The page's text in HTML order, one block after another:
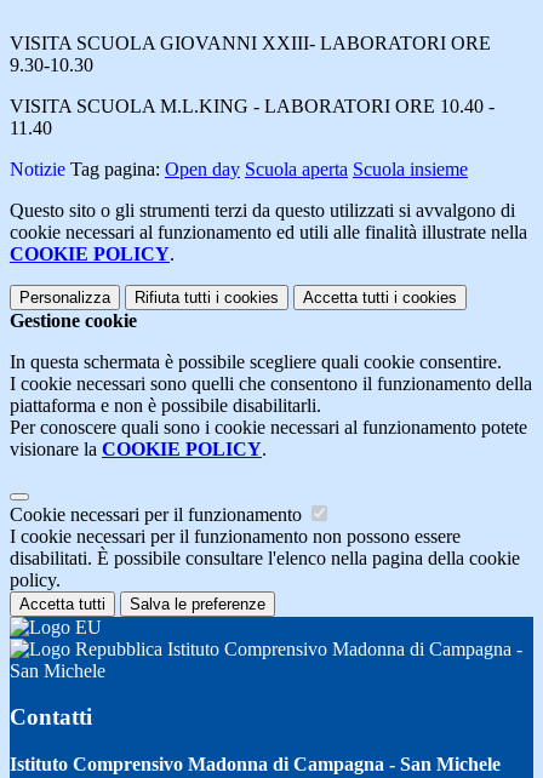
VISITA SCUOLA GIOVANNI XXIII- LABORATORI ORE
9.30-10.30
VISITA SCUOLA M.L.KING - LABORATORI ORE 10.40 -
11.40
Notizie Tag pagina: Open day Scuola aperta Scuola insieme
Questo sito o gli strumenti terzi da questo utilizzati si avvalgono di
cookie necessari al funzionamento ed utili alle finalità illustrate nella
COOKIE POLICY.
Personalizza Rifiuta tutti i cookies Accetta tutti i cookies
Gestione cookie
In questa schermata è possibile scegliere quali cookie consentire.
I cookie necessari sono quelli che consentono il funzionamento della
piattaforma e non è possibile disabilitarli.
Per conoscere quali sono i cookie necessari al funzionamento potete
visionare la COOKIE POLICY.
Cookie necessari per il funzionamento
I cookie necessari per il funzionamento non possono essere
disabilitati. È possibile consultare l'elenco nella pagina della cookie
policy.
Accetta tutti Salva le preferenze
Istituto Comprensivo Madonna di Campagna -
San Michele
Contatti
Istituto Comprensivo Madonna di Campagna - San Michele